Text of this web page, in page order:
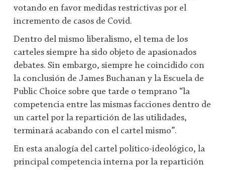
votando en favor medidas restrictivas por el
incremento de casos de Covid.
Dentro del mismo liberalismo, el tema de los
carteles siempre ha sido objeto de apasionados
debates. Sin embargo, siempre he coincidido con
la conclusión de James Buchanan y la Escuela de
Public Choice sobre que tarde o temprano “la
competencia entre las mismas facciones dentro de
un cartel por la repartición de las utilidades,
terminará acabando con el cartel mismo”.
En esta analogía del cartel político-ideológico, la
principal competencia interna por la repartición